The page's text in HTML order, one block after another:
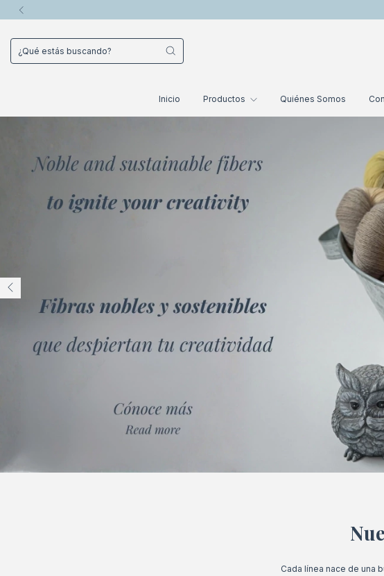
Inicio Productos Quiénes Somos
Cada línea nace de una